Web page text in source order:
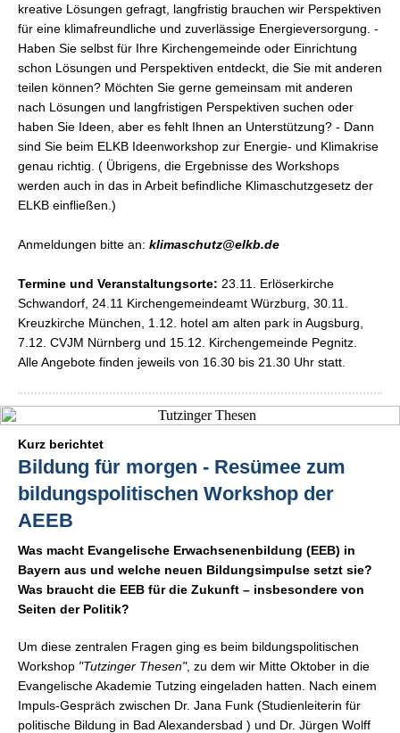
kreative Lösungen gefragt, langfristig brauchen wir Perspektiven
für eine klimafreundliche und zuverlässige Energieversorgung. -
Haben Sie selbst für Ihre Kirchengemeinde oder Einrichtung
schon Lösungen und Perspektiven entdeckt, die Sie mit anderen
teilen können? Möchten Sie gerne gemeinsam mit anderen
nach Lösungen und langfristigen Perspektiven suchen oder
haben Sie Ideen, aber es fehlt Ihnen an Unterstützung? - Dann
sind Sie beim ELKB Ideenworkshop zur Energie- und Klimakrise
genau richtig. ( Übrigens, die Ergebnisse des Workshops
werden auch in das in Arbeit befindliche Klimaschutzgesetz der
ELKB einfließen.)
Anmeldungen bitte an: klimaschutz@elkb.de
Termine und Veranstaltungsorte: 23.11. Erlöserkirche
Schwandorf, 24.11 Kirchengemeindeamt Würzburg, 30.11.
Kreuzkirche München, 1.12. hotel am alten park in Augsburg,
7.12. CVJM Nürnberg und 15.12. Kirchengemeinde Pegnitz.
Alle Angebote finden jeweils von 16.30 bis 21.30 Uhr statt.
Kurz berichtet
Bildung für morgen - Resümee zum
bildungspolitischen Workshop der
AEEB
Was macht Evangelische Erwachsenenbildung (EEB) in
Bayern aus und welche neuen Bildungsimpulse setzt sie?
Was braucht die EEB für die Zukunft – insbesondere von
Seiten der Politik?
Um diese zentralen Fragen ging es beim bildungspolitischen
Workshop "Tutzinger Thesen", zu dem wir Mitte Oktober in die
Evangelische Akademie Tutzing eingeladen hatten. Nach einem
Impuls-Gespräch zwischen Dr. Jana Funk (Studienleiterin für
politische Bildung in Bad Alexandersbad ) und Dr. Jürgen Wolff